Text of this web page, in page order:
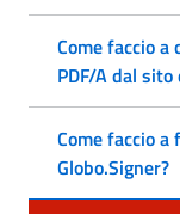
Come faccio
PDF/A dal sito
Come faccio
Globo.Signer?